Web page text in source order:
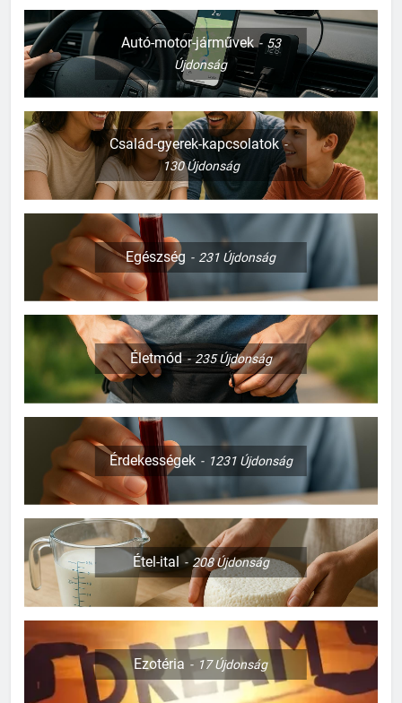
Autó-motor-járművek
53
Újdonság
Család-gyerek-kapcsolatok
130Újdonság
Egészség 231 Újdonság
Életmód 235Újdonság
Érdekességek 1231 Újdonság
Étel-ital 208Újdonság
Ezotéria 17Újdonság